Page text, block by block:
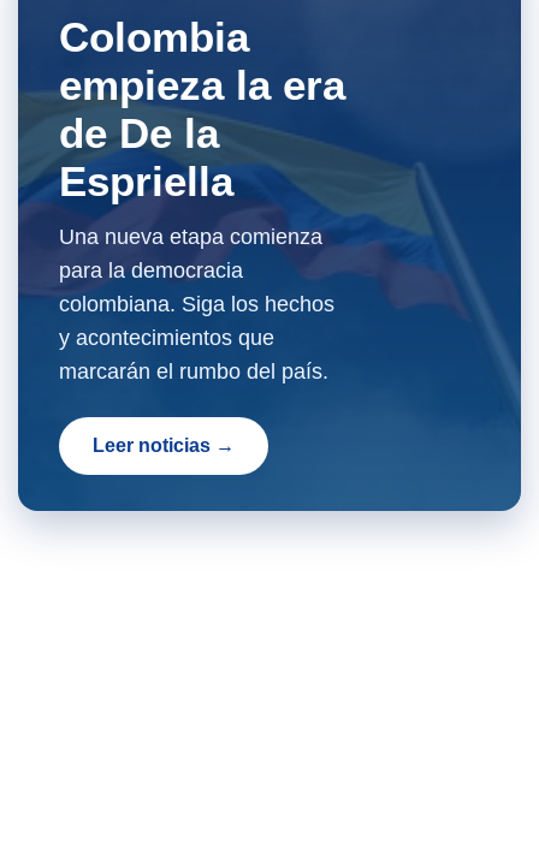
Colombia
empieza la era
de De la
Espriella
Una nueva etapa comienza
para la democracia
colombiana. Siga los hechos
y acontecimientos que
marcarán el rumbo del país.
Leer noticias →